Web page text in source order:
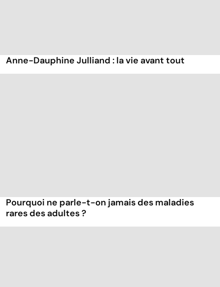
Anne-Dauphine Julliand : la vie avant tout
Pourquoi ne parle-t-on jamais des maladies
rares des adultes ?